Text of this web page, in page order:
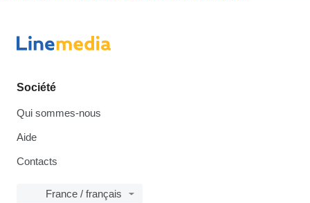
Société
Qui sommes-nous
Aide
Contacts
France / français